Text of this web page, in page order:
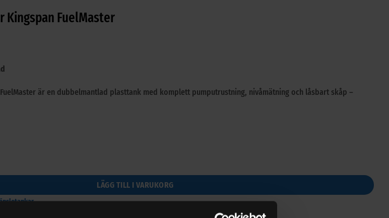
FuelMaster
är en dubbelmantlad plasttank med komplett pumputrustning, nivåmätning och låsbart skåp –
LÄGG TILL I VARUKORG